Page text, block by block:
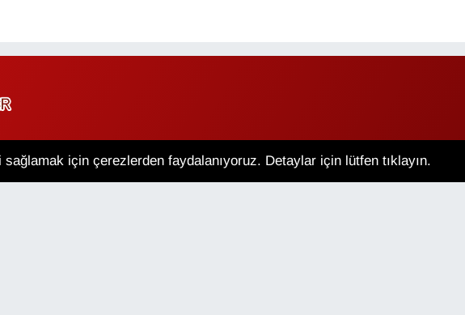
için çerezlerden faydalanıyoruz. Detaylar için lütfen tıklayın.